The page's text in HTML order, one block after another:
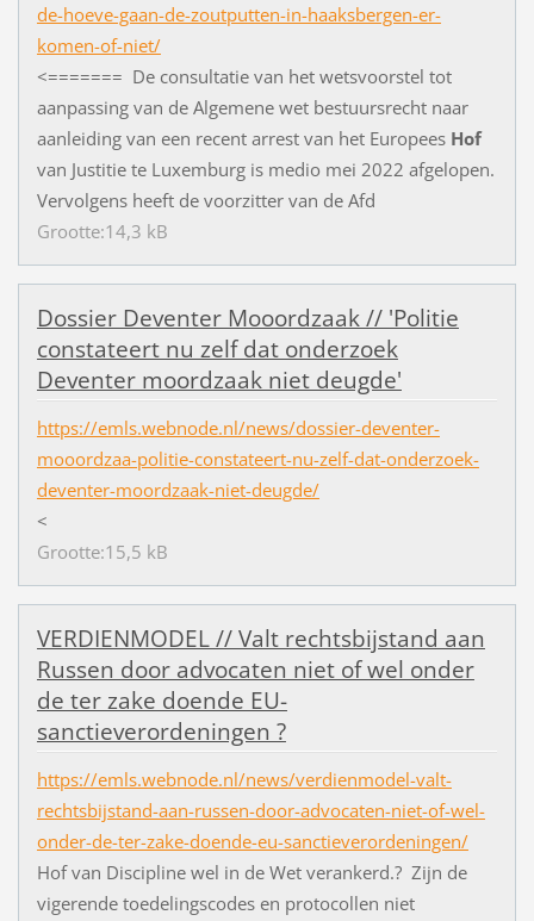
de-hoeve-gaan-de-zoutputten-in-haaksbergen-er-
komen-of-niet/
<======= De consultatie van het wetsvoorstel tot
aanpassing van de Algemene wet bestuursrecht naar
aanleiding van een recent arrest van het Europees Hof
van Justitie te Luxemburg is medio mei 2022 afgelopen.
Vervolgens heeft de voorzitter van de Afd
Grootte:14,3 kB
Dossier Deventer Mooordzaak // 'Politie
constateert nu zelf dat onderzoek
Deventer moordzaak niet deugde'
https://emls.webnode.nl/news/dossier-deventer-
mooordzaa-politie-constateert-nu-zelf-dat-onderzoek-
deventer-moordzaak-niet-deugde/
<
Grootte:15,5 kB
VERDIENMODEL // Valt rechtsbijstand aan
Russen door advocaten niet of wel onder
de ter zake doende EU-
sanctieverordeningen ?
https://emls.webnode.nl/news/verdienmodel-valt-
rechtsbijstand-aan-russen-door-advocaten-niet-of-wel-
onder-de-ter-zake-doende-eu-sanctieverordeningen/
Hof van Discipline wel in de Wet verankerd.? Zijn de
vigerende toedelingscodes en protocollen niet